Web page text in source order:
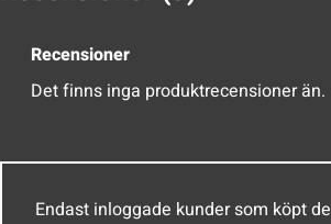
Recensioner
Det finns inga produktrecensioner än.
Endast inloggade kunder som köpt